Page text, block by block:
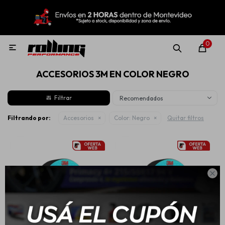

0

ACCESORIOS 3M EN COLOR NEGRO
Recomendados
Filtrando por: Accesorios Color: Negro Quitar filtros
MI CUENTA
Nuevo! Rolling Repuestos
Llantas